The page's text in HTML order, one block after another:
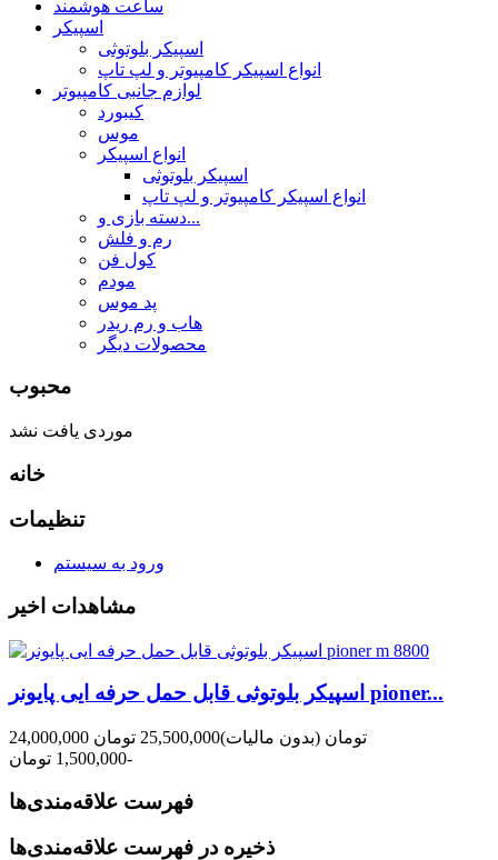
ساعت هوشمند
اسپیکر
اسپیکر بلوتوثی
انواع اسپیکر کامپیوتر و لپ تاپ
لوازم جانبی کامپیوتر
کیبورد
موس
انواع اسپیکر
اسپیکر بلوتوثی
انواع اسپیکر کامپیوتر و لپ تاپ
دسته بازی و...
رم و فلش
کول فن
مودم
پد موس
هاب و رم ریدر
محصولات دیگر
محبوب
موردی یافت نشد
خانه
تنظیمات
ورود به سیستم
مشاهدات اخیر
اسپیکر بلوتوثی قابل حمل حرفه ایی پایونر pioner...
24,000,000 تومان (بدون مالیات)25,500,000 تومان
-1,500,000 تومان
فهرست علاقه‌مندی‌ها
ذخیره در فهرست علاقه‌مندی‌ها